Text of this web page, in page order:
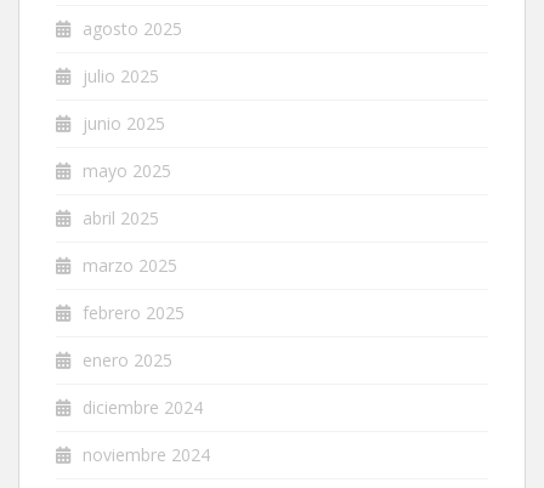
agosto 2025
julio 2025
junio 2025
mayo 2025
abril 2025
marzo 2025
febrero 2025
enero 2025
diciembre 2024
noviembre 2024